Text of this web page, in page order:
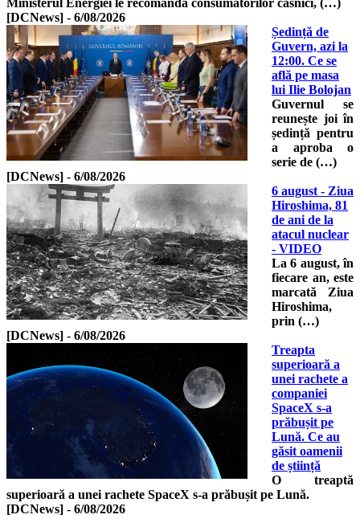
[DCNews] - 6/08/2026
Ședință de
Guvern, azi la
12:00. Ce se
află pe masa
lui Ilie Bolojan
Guvernul se
reunește joi în
ședință pentru
a aproba o
serie de (…)
[DCNews] - 6/08/2026
6 august - Ziua
Hiroshima, 81
de ani de la
atacul nuclear
- VIDEO
La 6 august, în
fiecare an, este
marcată Ziua
Hiroshima,
prin (…)
[DCNews] - 6/08/2026
Treapta
superioară a
unei rachete a
companiei
SpaceX s-a
prăbușit pe
Lună. Ce au
găsit oamenii
de știință
O treaptă
superioară a unei rachete SpaceX s-a prăbușit pe Lună.
[DCNews] - 6/08/2026